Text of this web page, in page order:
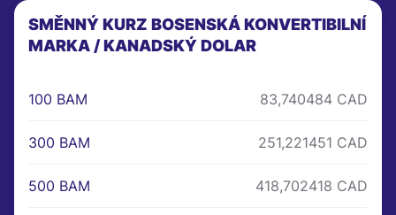
SMĚNNÝ KURZ BOSENSKÁ KONVERTIBILNÍ
MARKA / KANADSKÝ DOLAR
100 BAM 83,740484 CAD
300 BAM 251,221451 CAD
500 BAM 418,702418 CAD